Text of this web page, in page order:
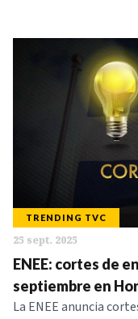
TRENDING TVC
25 sept. 2025
ENEE: cortes de
septiembre en
La ENEE anuncia